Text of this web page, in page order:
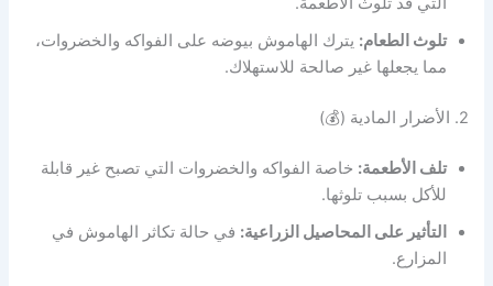
تلوث الطعام: يترك الهاموش بيوضه على الفواكه والخضروات،
مما يجعلها غير صالحة للاستهلاك.
2. الأضرار المادية (💰)
تلف الأطعمة: خاصة الفواكه والخضروات التي تصبح غير قابلة
للأكل بسبب تلوثها.
التأثير على المحاصيل الزراعية: في حالة تكاثر الهاموش في
المزارع.